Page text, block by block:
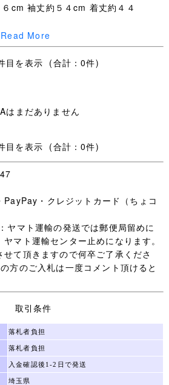
cm 袖丈約５４cm 着丈約４４
多少の誤差があります。
ンで、お願いします！
Read More
目を表示 (合計：0件)
はまだありません
目を表示 (合計：0件)
・クレジットカード（ちょコ
ヤマト運輸の発送では郵便局留めに
マト運輸センター止めになります。
て頂きますので何卒ご了承くださ
方のご入札は一度コメント頂けると
取引条件
落札者負担
落札者負担
入金確認後1-2日で発送
埼玉県